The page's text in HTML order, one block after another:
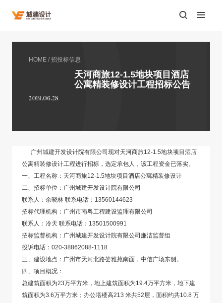
HOME /招投标信息
2019.06.28
天河商旅12-1.5地块项目酒店
公寓精装修设计工程招标公告
广州城建开发设计院有限公司现对天河商旅12-1.5地块项目酒店
公寓精装修设计工程进行招标，选定承包人，该工程资金已落实。
一、工程名称：天河商旅12-1.5地块项目酒店公寓精装修设计
二、招标单位：广州城建开发设计院有限公司
联系人：余晓林 联系电话：13560144623
招标代理机构：广州市南粤工程建设监理有限公司
联系人：冷天 联系电话：13501500991
招标监督机构：广州城建开发设计院有限公司廉洁监督组
投诉电话：020-38862088-1118
三、建设地点：广州市天河北路荟雅苑南面，中信广场东侧。
四、项目概况：
总建筑面积为23万平方米，地上建筑面积为19.4万平方米，地下建
筑面积为3.6万平方米；办公塔楼高213 米共52层，面积约共10.8 万